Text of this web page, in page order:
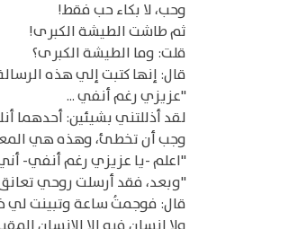
وحب، لا بكاء حب فقط!
ثم طاشت الطيشة الكبرى!
قلت: وما الطيشة الكبرى؟
قال: إنها كتبت إلي هذه
"عزيزي رغم أنفي ...
لقد أذللتني بشيئين: أحدهما
وجب أن تخطئ، وهذه هي
"اعلم -يا عزيزي رغم أنفي-
"وبعد، فقد أرسلت روحي
قال: فوجمتُ ساعة وتبينت لي